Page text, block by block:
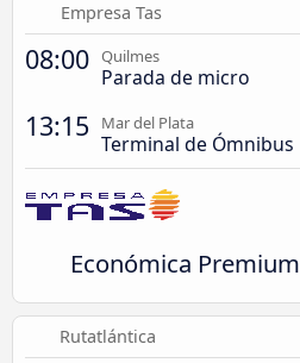
Empresa Tas
08:00 Quilmes
Parada de micro
13:15 Mar del Plata
Terminal de Ómnibus
Económica Premium
Rutatlántica